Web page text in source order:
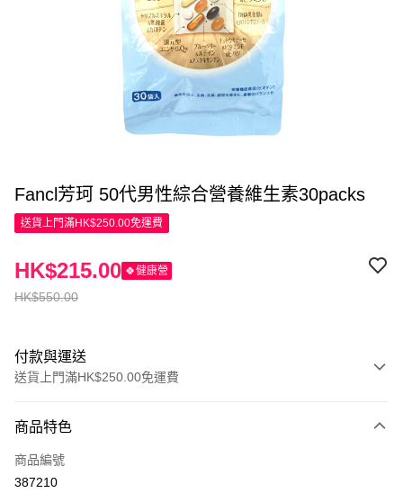
Fancl芳珂 50代男性綜合營養維生素30packs
送貨上門滿HK$250.00免運費
HK$550.00
HK$215.00 🍀健康營
付款與運送
送貨上門滿HK$250.00免運費
信用卡
Apple Pay
商品特色
商品編號
387210